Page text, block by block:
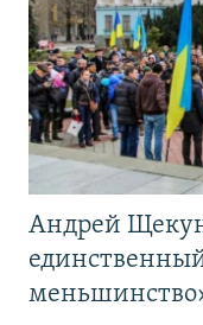
Андрей